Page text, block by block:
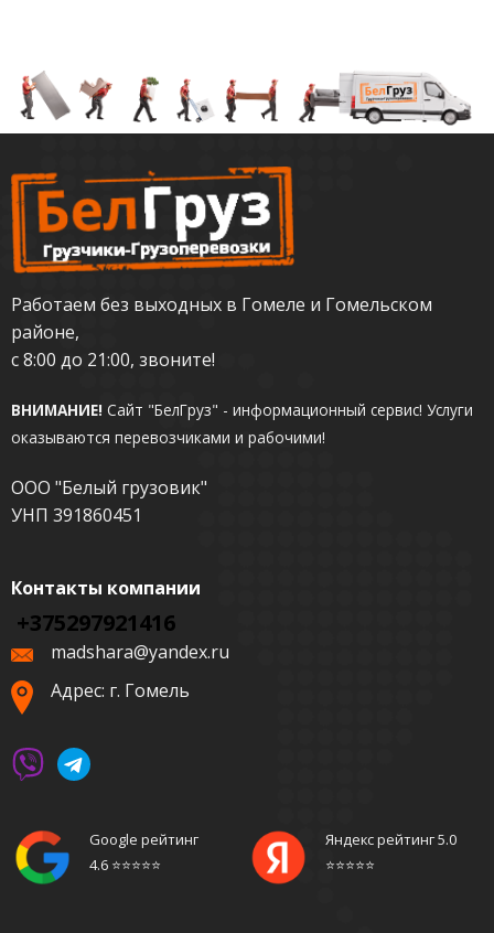
Работаем без выходных в Гомеле и Гомельском
районе,
с 8:00 до 21:00, звоните!
ВНИМАНИЕ! Сайт "БелГруз" - информационный сервис! Услуги
оказываются перевозчиками и рабочими!
ООО "Белый грузовик"
УНП 391860451
Контакты компании
+375297921416
madshara@yandex.ru
Адрес: г. Гомель
Google рейтинг
4.6 ⭐️⭐️⭐️⭐️⭐️
Яндекс рейтинг 5.0
⭐️⭐️⭐️⭐️⭐️